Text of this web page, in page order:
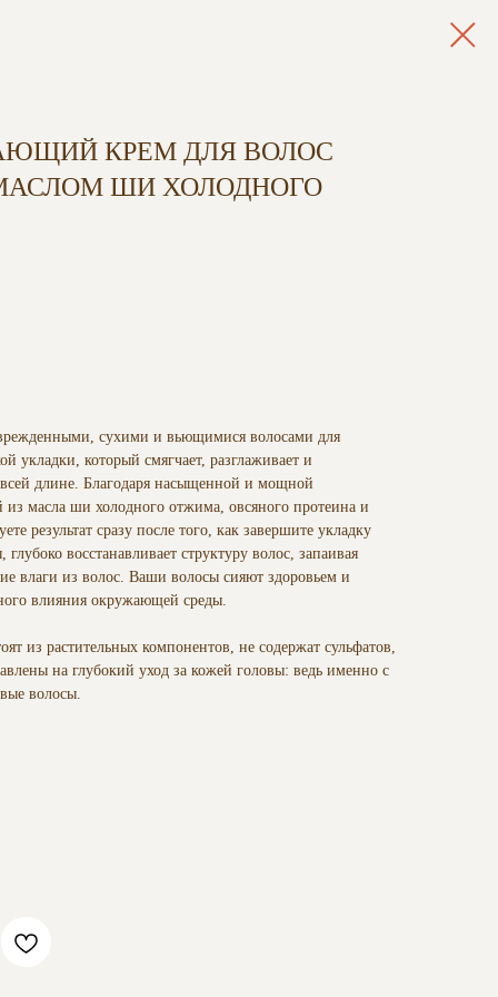
КРЕМ ДЛЯ ВОЛОС
МАСЛОМ ШИ ХОЛОДНОГО
сухими и вьющимися волосами для
укладки, который смягчает, разглаживает и
длине. Благодаря насыщенной и мощной
из масла ши холодного отжима, овсяного протеина и
результат сразу после того, как завершите укладку
восстанавливает структуру волос, запаивая
влаги из волос. Ваши волосы сияют здоровьем и
влияния окружающей среды.
из растительных компонентов, не содержат сульфатов,
на глубокий уход за кожей головы: ведь именно с
волосы.